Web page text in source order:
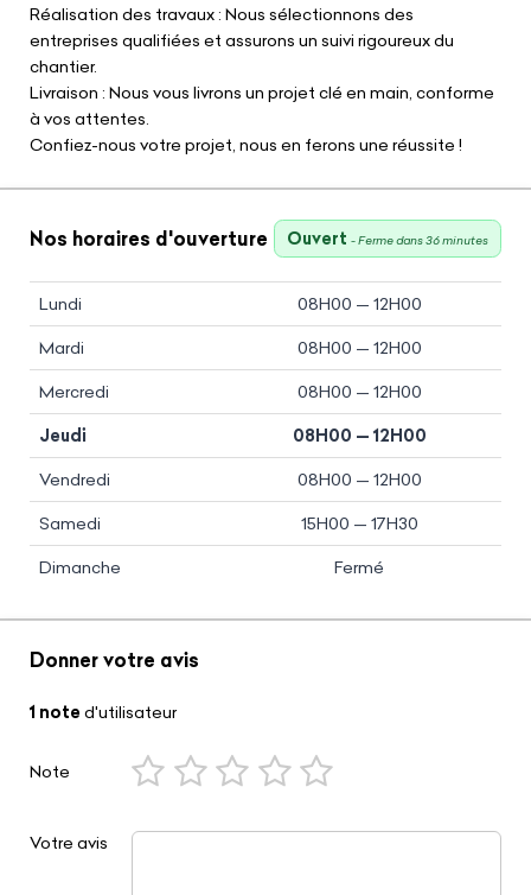
Réalisation des travaux : Nous sélectionnons des
entreprises qualifiées et assurons un suivi rigoureux du
chantier.
Livraison : Nous vous livrons un projet clé en main, conforme
à vos attentes.
Confiez-nous votre projet, nous en ferons une réussite !
Nos horaires d'ouverture Ouvert - Ferme dans 36 minutes
Lundi 08H00 — 12H00
Mardi 08H00 — 12H00
Mercredi 08H00 — 12H00
Jeudi 08H00 — 12H00
Vendredi 08H00 — 12H00
Samedi 15H00 — 17H30
Dimanche Fermé
Donner votre avis
1 note d'utilisateur
Note
Votre avis